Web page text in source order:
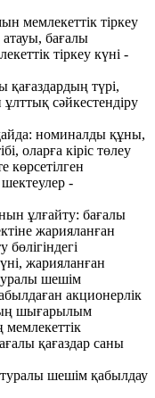
мемлекеттік тіркеу
атауы, бағалы
тіркеу күні -
түрі,
ұлттық сәйкестендіру
номиналды құны,
оларға кіріс төлеу
көрсетілген
-
ұлғайту: бағалы
жарияланған
жарияланған
шешім
акционерлік
шығарылым
мемлекеттік
қағаздар саны
шешім қабылдау